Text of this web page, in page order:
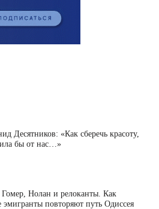
Десятников: «Как сберечь красоту,
бы от нас…»
Гомер, Нолан и релоканты. Как
эмигранты повторяют путь Одиссея